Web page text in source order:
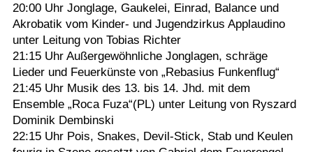
20:00 Uhr Jonglage, Gaukelei, Einrad, Balance und
Akrobatik vom Kinder- und Jugendzirkus Applaudino
unter Leitung von Tobias Richter
21:15 Uhr Außergewöhnliche Jonglagen, schräge
Lieder und Feuerkünste von „Rebasius Funkenflug“
21:45 Uhr Musik des 13. bis 14. Jhd. mit dem
Ensemble „Roca Fuza“(PL) unter Leitung von Ryszard
Dominik Dembinski
22:15 Uhr Pois, Snakes, Devil-Stick, Stab und Keulen